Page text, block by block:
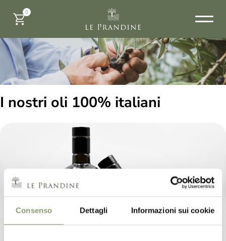
Consenso Dettagli Informazioni sui cookie
0
I nostri oli 100% italiani